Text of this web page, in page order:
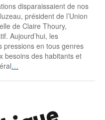
disparaissaient de nos
président de l’Union
de Claire Thoury,
Aujourd’hui, les
pressions en tous genres
besoins des habitants et
…